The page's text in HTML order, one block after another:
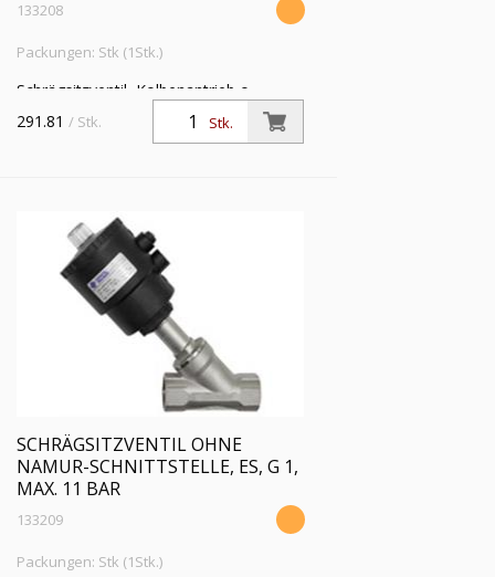
133208
Packungen: Stk (1Stk.)
Schrägsitzventil, Kolbenantrieb o.
NAMUR-Schnittstelle, NC, ES,
Mediumstemp. -10°C bis 180°C, G 3/4,
Stk.
291.81 / Stk.
SCHRÄGSITZVENTIL OHNE
NAMUR-SCHNITTSTELLE, ES, G 1,
MAX. 11 BAR
133209
Packungen: Stk (1Stk.)